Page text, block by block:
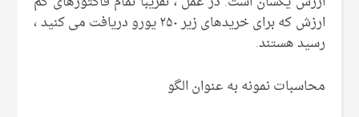
ارزش که برای خریدهای زیر ۲۵۰ یورو دریافت می کنید ،
رسید هستند.
محاسبات نمونه به عنوان الگو